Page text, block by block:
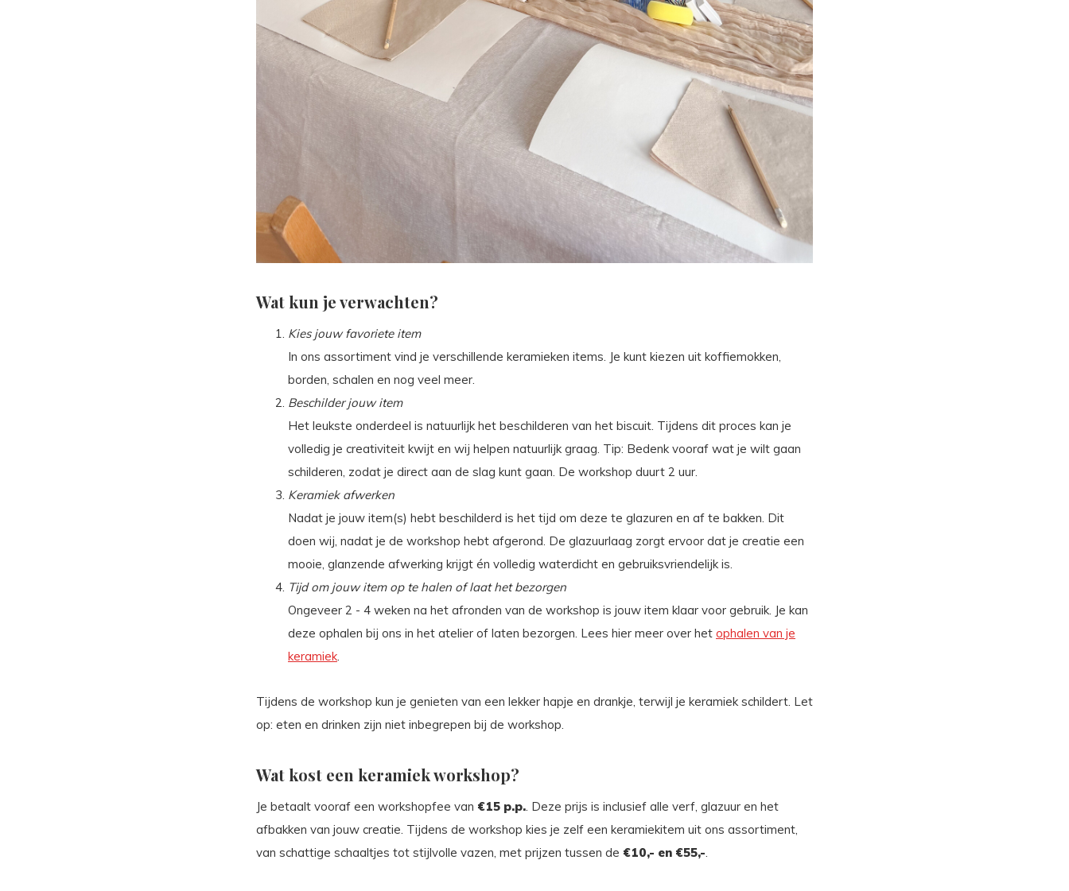
Wat kun je verwachten?
Kies jouw favoriete item
In ons assortiment vind je verschillende keramieken items. Je kunt kiezen uit koffiemokken,
borden, schalen en nog veel meer.
Beschilder jouw item
Het leukste onderdeel is natuurlijk het beschilderen van het biscuit. Tijdens dit proces kan je
volledig je creativiteit kwijt en wij helpen natuurlijk graag. Tip: Bedenk vooraf wat je wilt gaan
schilderen, zodat je direct aan de slag kunt gaan. De workshop duurt 2 uur.
Keramiek afwerken
Nadat je jouw item(s) hebt beschilderd is het tijd om deze te glazuren en af te bakken. Dit
doen wij, nadat je de workshop hebt afgerond. De glazuurlaag zorgt ervoor dat je creatie een
mooie, glanzende afwerking krijgt én volledig waterdicht en gebruiksvriendelijk is.
Tijd om jouw item op te halen of laat het bezorgen
Ongeveer 2 - 4 weken na het afronden van de workshop is jouw item klaar voor gebruik. Je kan
deze ophalen bij ons in het atelier of laten bezorgen. Lees hier meer over het ophalen van je
keramiek.
Tijdens de workshop kun je genieten van een lekker hapje en drankje, terwijl je keramiek schildert. Let
op: eten en drinken zijn niet inbegrepen bij de workshop.
Wat kost een keramiek workshop?
Je betaalt vooraf een workshopfee van €15 p.p.. Deze prijs is inclusief alle verf, glazuur en het
afbakken van jouw creatie. Tijdens de workshop kies je zelf een keramiekitem uit ons assortiment,
van schattige schaaltjes tot stijlvolle vazen, met prijzen tussen de €10,- en €55,-.